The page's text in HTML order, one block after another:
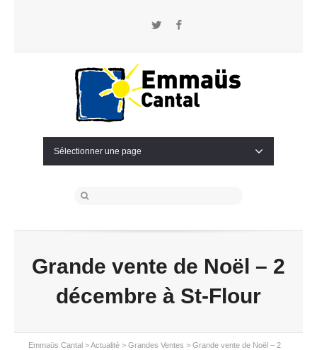
Twitter
Sélectionner une page
Grande vente de Noël – 2
décembre à St-Flour
Emmaüs Cantal >Actualité > Grandes Ventes > Grande vente de Noël – 2